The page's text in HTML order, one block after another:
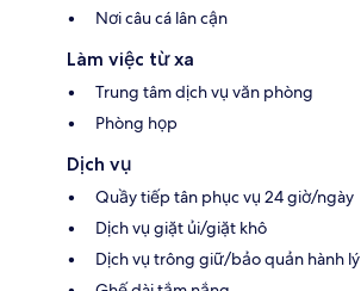
Nơi câu cá lân cận
Làm việc từ xa
Trung tâm dịch vụ văn phòng
Phòng họp
Dịch vụ
Quầy tiếp tân phục vụ 24 giờ/ngày
Dịch vụ giặt ủi/giặt khô
Dịch vụ trông giữ/bảo quản hành lý